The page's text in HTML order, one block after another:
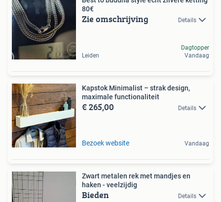
80€
Zie omschrijving Details
Leiden
Dagtopper
Vandaag
Kapstok Minimalist – strak design,
maximale functionaliteit
€ 265,00 Details
Bezoek website Vandaag
Zwart metalen rek met mandjes en
haken - veelzijdig
Bieden Details